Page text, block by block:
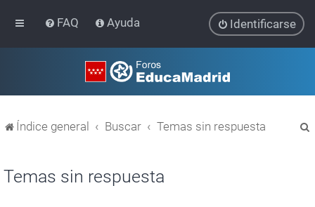
FAQ Ayuda Identificarse
Índice general Buscar Temas sin respuesta
Temas sin respuesta